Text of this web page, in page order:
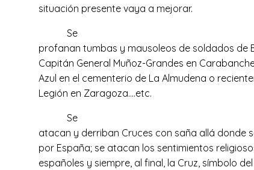
situación presente vaya a mejorar.
Se
profanan tumbas y mausoleos de soldados de
Capitán General Muñoz-Grandes en
Azul en el cementerio de La Almudena o
Legión en Zaragoza….etc.
Se
atacan y derriban Cruces con saña allá donde
por España; se atacan los sentimientos
españoles y siempre, al final, la Cruz, símbolo